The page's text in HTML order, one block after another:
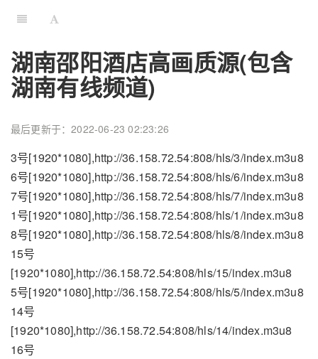
湖南邵阳酒店高画质源(包含
湖南有线频道)
最后更新于：2022-06-23 02:23:26
3号[1920*1080],http://36.158.72.54:808/hls/3/index.m3u8
6号[1920*1080],http://36.158.72.54:808/hls/6/index.m3u8
7号[1920*1080],http://36.158.72.54:808/hls/7/index.m3u8
1号[1920*1080],http://36.158.72.54:808/hls/1/index.m3u8
8号[1920*1080],http://36.158.72.54:808/hls/8/index.m3u8
15号
[1920*1080],http://36.158.72.54:808/hls/15/index.m3u8
5号[1920*1080],http://36.158.72.54:808/hls/5/index.m3u8
14号
[1920*1080],http://36.158.72.54:808/hls/14/index.m3u8
16号